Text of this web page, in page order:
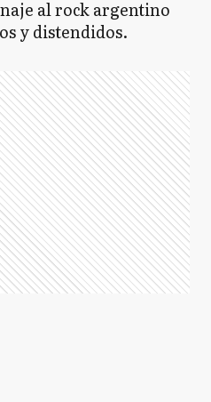
al rock argentino
y distendidos.